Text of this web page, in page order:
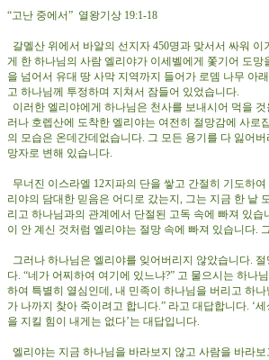
“고난 중에서” 열왕기상 19:1-18
갈멜산 위에서 바알의 선지자 450명과 맞서서 싸워
게 한 하나님의 사람 엘리야가 이세벨에게 쫓기어 도
을 넘어서 유대 땅 사막 지역까지 들어가 로뎀 나무 아
고 하나님께 투정하며 지쳐서 잠들어 있었습니다.
이러한 엘리야에게 하나님은 천사를 보내시어 먹을
러나 호렙산에 도착한 엘리야는 여전히 절망감에 사
의 모습은 온데간데없습니다. 그 모든 용기를 다 잃어
망자로 변해 있습니다.
무너진 이스라엘 12지파의 단을 쌓고 간절히 기도하
리야의 담대한 믿음은 어디로 갔는지, 그는 지금 한 낱
리고 하나님과의 관계에서 단절된 고독 속에 빠져 있
이 안 계신 것처럼 엘리야는 절망 속에 빠져 있습니다.
그러나 하나님은 엘리야를 잊어버리지 않았습니다.
다. “네가 어찌하여 여기에 있느냐?” 고 물으시는 하나
하여 특별히 열심인데, 내 민족이 하나님을 버리고 하
가 나까지 찾아 죽이려고 합니다.” 라고 대답합니다. ‘
을 지킬 힘이 내게는 없다’는 대답입니다.
엘리야는 지금 하나님을 바라보지 않고 사람을 바라